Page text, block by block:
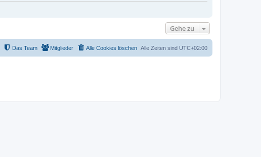
Gehe zu
Alle Zeiten sind UTC+02:00
Alle Cookies löschen
Mitglieder
Das Team